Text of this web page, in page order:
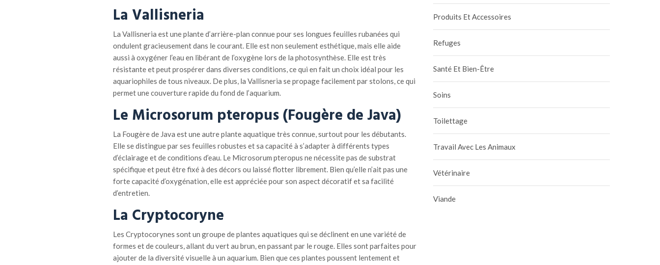
La Vallisneria
La Vallisneria est une plante d’arrière-plan connue pour ses longues feuilles rubanées qui
ondulent gracieusement dans le courant. Elle est non seulement esthétique, mais elle aide
aussi à oxygéner l’eau en libérant de l’oxygène lors de la photosynthèse. Elle est très
résistante et peut prospérer dans diverses conditions, ce qui en fait un choix idéal pour les
aquariophiles de tous niveaux. De plus, la Vallisneria se propage facilement par stolons, ce qui
permet une couverture rapide du fond de l’aquarium.
Le Microsorum pteropus (Fougère de Java)
La Fougère de Java est une autre plante aquatique très connue, surtout pour les débutants.
Elle se distingue par ses feuilles robustes et sa capacité à s’adapter à différents types
d’éclairage et de conditions d’eau. Le Microsorum pteropus ne nécessite pas de substrat
spécifique et peut être fixé à des décors ou laissé flotter librement. Bien qu’elle n’ait pas une
forte capacité d’oxygénation, elle est appréciée pour son aspect décoratif et sa facilité
d’entretien.
La Cryptocoryne
Les Cryptocorynes sont un groupe de plantes aquatiques qui se déclinent en une variété de
formes et de couleurs, allant du vert au brun, en passant par le rouge. Elles sont parfaites pour
ajouter de la diversité visuelle à un aquarium. Bien que ces plantes poussent lentement et
Produits Et Accessoires
Refuges
Santé Et Bien-Être
Soins
Toilettage
Travail Avec Les Animaux
Vétérinaire
Viande